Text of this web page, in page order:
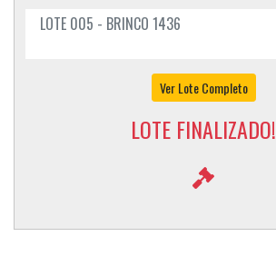
LOTE 005 - BRINCO 1436
Ver Lote Completo
LOTE FINALIZADO!